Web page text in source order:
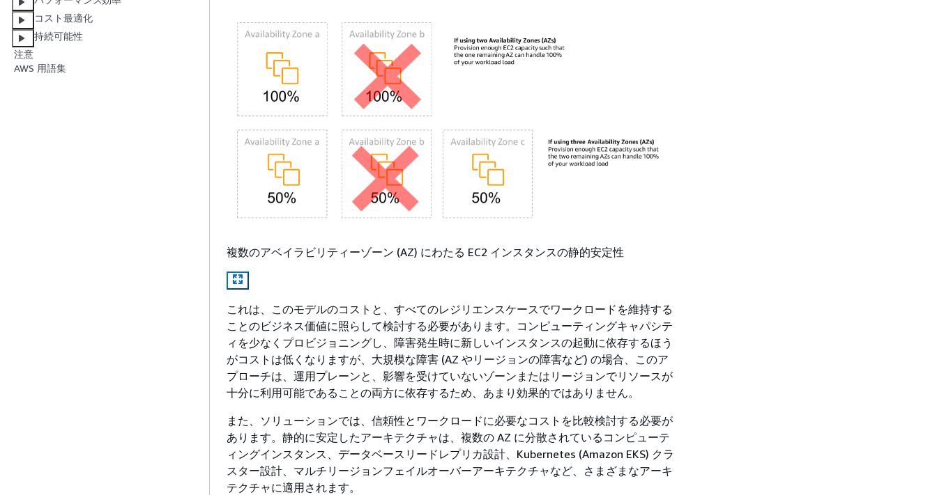
コスト最適化
持続可能性
注意
AWS 用語集
複数のアベイラビリティーゾーン (AZ) にわたる EC2 インスタンスの静的安定性
これは、このモデルのコストと、すべてのレジリエンスケースでワークロードを維持する
ことのビジネス価値に照らして検討する必要があります。コンピューティングキャパシテ
ィを少なくプロビジョニングし、障害発生時に新しいインスタンスの起動に依存するほう
がコストは低くなりますが、大規模な障害 (AZ やリージョンの障害など) の場合、このア
プローチは、運用プレーンと、影響を受けていないゾーンまたはリージョンでリソースが
十分に利用可能であることの両方に依存するため、あまり効果的ではありません。
また、ソリューションでは、信頼性とワークロードに必要なコストを比較検討する必要が
あります。静的に安定したアーキテクチャは、複数の AZ に分散されているコンピューテ
ィングインスタンス、データベースリードレプリカ設計、Kubernetes (Amazon EKS) クラ
スター設計、マルチリージョンフェイルオーバーアーキテクチャなど、さまざまなアーキ
テクチャに適用されます。